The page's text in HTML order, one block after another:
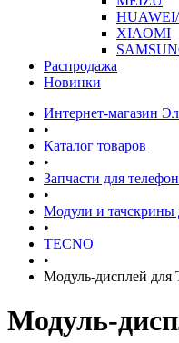
XIAOMI
Распродажа
Новинки
Интернет-магазин
•
Каталог товаров
•
Запчасти для
•
Модули и тачскрины
•
TECNO
•
Модуль-дисплей для
Модуль-